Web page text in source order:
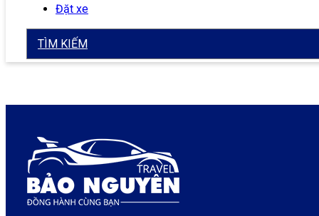
Đặt xe
TÌM KIẾM